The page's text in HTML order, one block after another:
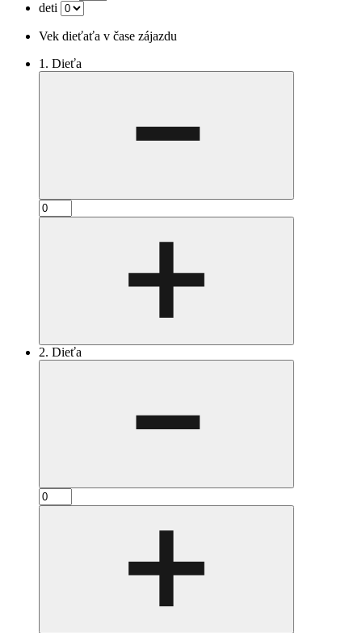
deti
Vek dieťaťa v čase zájazdu
1. Dieťa
2. Dieťa